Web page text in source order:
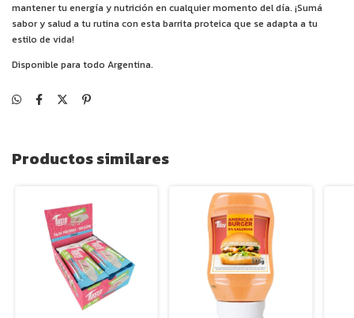
mantener tu energía y nutrición en cualquier momento del día. ¡Sumá
sabor y salud a tu rutina con esta barrita proteica que se adapta a tu
estilo de vida!
Disponible para todo Argentina.
Productos similares